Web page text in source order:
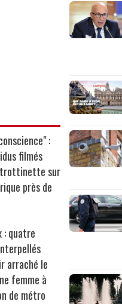
:
filmés
sur
près de
: quatre
arraché le
femme à
de métro